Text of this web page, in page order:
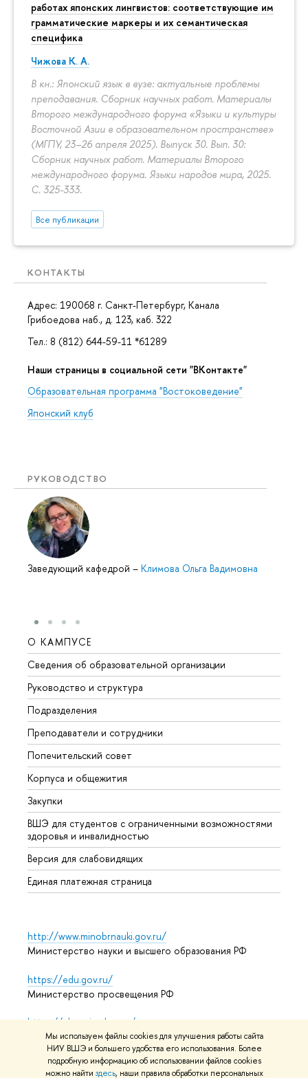
Мы используем файлы cookies для улучшения работы сайта
НИУ ВШЭ и большего удобства его использования. Более
подробную информацию об использовании файлов cookies
можно найти здесь, наши правила обработки персональных
работах японских лингвистов: соответствующие им
грамматические маркеры и их семантическая
специфика
Чижова К. А.
В кн.: Японский язык в вузе: актуальные проблемы
преподавания. Сборник научных работ. Материалы
Второго международного форума «Языки и культуры
Восточной Азии в образовательном пространстве»
(МГПУ, 23–26 апреля 2025). Выпуск 30. Вып. 30:
Сборник научных работ. Материалы Второго
международного форума. Языки народов мира, 2025.
С. 325-333.
Все публикации
КОНТАКТЫ
Адрес: 190068 г. Санкт-Петербург, Канала
Грибоедова наб., д. 123, каб. 322
Тел.: 8 (812) 644-59-11 *61289
Наши страницы в социальной сети "ВКонтакте"
Образовательная программа "Востоковедение"
Японский клуб
РУКОВОДСТВО
Заведующий кафедрой – Климова Ольга Вадимовна
О КАМПУСЕ
Сведения об образовательной организации
Руководство и структура
Подразделения
Преподаватели и сотрудники
Попечительский совет
Корпуса и общежития
Закупки
ВШЭ для студентов с ограниченными возможностями
здоровья и инвалидностью
Версия для слабовидящих
Единая платежная страница
http://www.minobrnauki.gov.ru/
Министерство науки и высшего образования РФ
https://edu.gov.ru/
Министерство просвещения РФ
https://elearning.hse.ru/mooc
Массовые открытые онлайн-курсы